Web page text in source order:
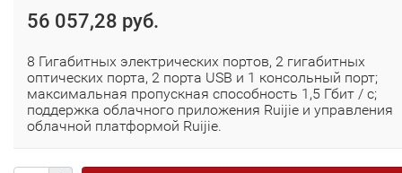
56 057,28 руб.
8 Гигабитных электрических портов, 2 гигабитных
оптических порта, 2 порта USB и 1 консольный порт;
максимальная пропускная способность 1,5 Гбит / с;
поддержка облачного приложения Ruijie и управления
облачной платформой Ruijie.